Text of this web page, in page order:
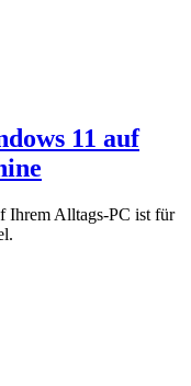
11 auf
Ihrem Alltags-PC ist für